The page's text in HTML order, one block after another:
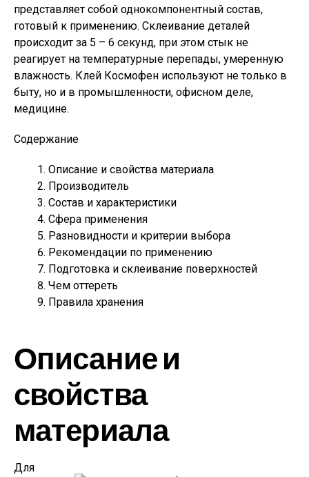
представляет собой однокомпонентный состав,
готовый к применению. Склеивание деталей
происходит за 5 – 6 секунд, при этом стык не
реагирует на температурные перепады, умеренную
влажность. Клей Космофен используют не только в
быту, но и в промышленности, офисном деле,
медицине.
Содержание
Описание и свойства материала
Производитель
Состав и характеристики
Сфера применения
Разновидности и критерии выбора
Рекомендации по применению
Подготовка и склеивание поверхностей
Чем оттереть
Правила хранения
Описание и
свойства
материала
Для